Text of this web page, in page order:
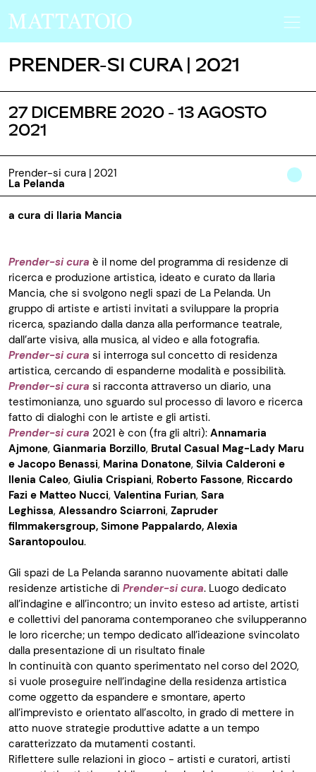
PRENDER-SI CURA | 2021
27 DICEMBRE 2020 - 13 AGOSTO
2021
Prender-si cura | 2021
La Pelanda
a cura di Ilaria Mancia
Prender-si cura è il nome del programma di residenze di
ricerca e produzione artistica, ideato e curato da Ilaria
Mancia, che si svolgono negli spazi de La Pelanda. Un
gruppo di artiste e artisti invitati a sviluppare la propria
ricerca, spaziando dalla danza alla performance teatrale,
dall’arte visiva, alla musica, al video e alla fotografia.
Prender-si cura si interroga sul concetto di residenza
artistica, cercando di espanderne modalità e possibilità.
Prender-si cura si racconta attraverso un diario, una
testimonianza, uno sguardo sul processo di lavoro e ricerca
fatto di dialoghi con le artiste e gli artisti.
Prender-si cura 2021 è con (fra gli altri): Annamaria
Ajmone, Gianmaria Borzillo, Brutal Casual Mag-Lady Maru
e Jacopo Benassi, Marina Donatone, Silvia Calderoni e
Ilenia Caleo, Giulia Crispiani, Roberto Fassone, Riccardo
Fazi e Matteo Nucci, Valentina Furian, Sara
Leghissa, Alessandro Sciarroni, Zapruder
filmmakersgroup, Simone Pappalardo, Alexia
Sarantopoulou.
Gli spazi de La Pelanda saranno nuovamente abitati dalle
residenze artistiche di Prender-si cura. Luogo dedicato
all’indagine e all’incontro; un invito esteso ad artiste, artisti
e collettivi del panorama contemporaneo che svilupperanno
le loro ricerche; un tempo dedicato all’ideazione svincolato
dalla presentazione di un risultato finale
In continuità con quanto sperimentato nel corso del 2020,
si vuole proseguire nell’indagine della residenza artistica
come oggetto da espandere e smontare, aperto
all’imprevisto e orientato all’ascolto, in grado di mettere in
atto nuove strategie produttive adatte a un tempo
caratterizzato da mutamenti costanti.
Riflettere sulle relazioni in gioco - artisti e curatori, artisti